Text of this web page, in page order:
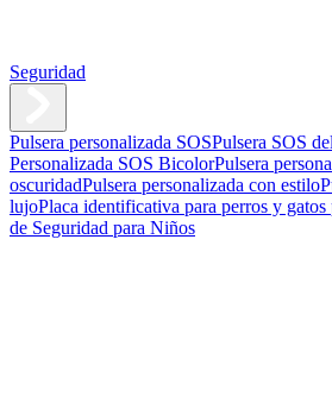
Seguridad
Pulsera personalizada SOSPulsera SOS
Personalizada SOS BicolorPulsera
oscuridadPulsera personalizada con estilo
lujoPlaca identificativa para perros y gatos
de Seguridad para Niños